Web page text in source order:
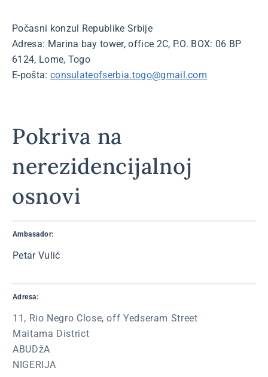
Počasni konzul Republike Srbije
Adresa: Marina bay tower, office 2C, P.O. BOX: 06 BP
6124, Lome, Togo
E-pošta: consulateofserbia.togo@gmail.com
Pokriva na
nerezidencijalnoj
osnovi
Ambasador:
Petar Vulić
Adresa:
11, Rio Negro Close, off Yedseram Street
Maitama District
ABUDžA
NIGERIJA